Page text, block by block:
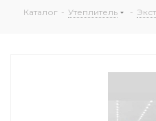
Каталог - Утеплитель -